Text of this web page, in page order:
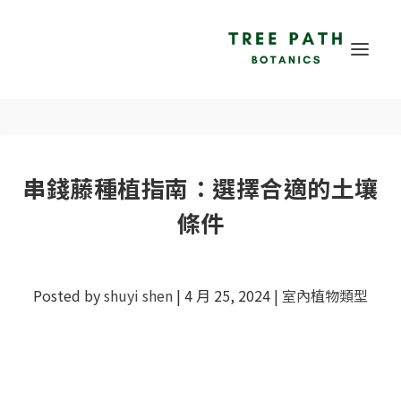
串錢藤種植指南：選擇合適的土壤
條件
Posted byshuyi shen | 4 月 25, 2024 | 室內植物類型